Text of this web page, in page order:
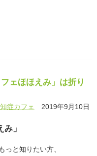
ェほほえみ」は折り
症カフェ 2019年9月10日
」
っと知りたい方、